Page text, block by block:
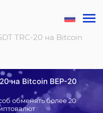
TRC-20 на Bitcoin
на Bitcoin BEP-20
обменять более 20